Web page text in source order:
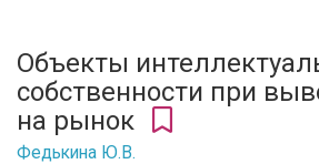
Объекты
собственности при
на рынок
Федькина Ю.В.